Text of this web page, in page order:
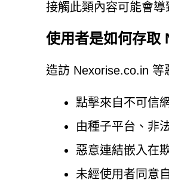
接觸此類內容可能會
使用者是如何存取
造訪 Nexorise.co.in 等
點擊來自不可信
由種子平台、非
惡意連結嵌入在
未經使用者同意